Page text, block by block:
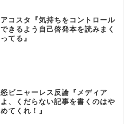
アコスタ『気持ちをコントロール
できるよう自己啓発本を読みまく
ってる』
怒ビニャーレス反論『メディア
よ、くだらない記事を書くのはや
めてくれ！』